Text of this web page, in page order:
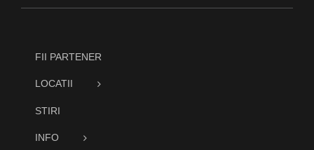
FII PARTENER
LOCATII
STIRI
INFO